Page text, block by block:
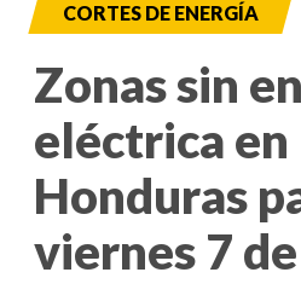
CORTES DE ENERGÍA
Zonas sin
eléctrica en
Honduras
viernes 7